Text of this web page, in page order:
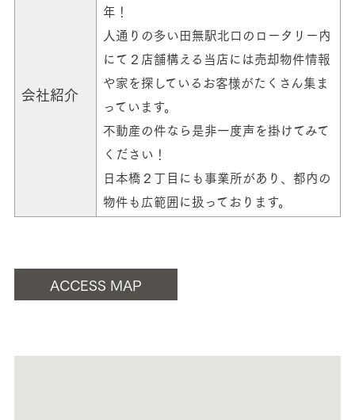
会社紹介
年！
人通りの多い田無駅北口のロータリー内
にて２店舗構える当店には売却物件情報
や家を探しているお客様がたくさん集ま
っています。
不動産の件なら是非一度声を掛けてみて
ください！
日本橋２丁目にも事業所があり、都内の
物件も広範囲に扱っております。
ACCESS MAP